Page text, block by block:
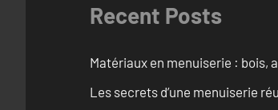
Recent Posts
Matériaux en menuiserie : bois,
Les secrets d’une menuiserie